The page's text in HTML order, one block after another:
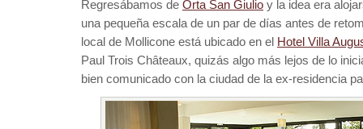
Regresábamos de Orta San Giulio y la idea era
una pequeña escala de un par de días antes de
local de Mollicone está ubicado en el Hotel Villa
Paul Trois Châteaux, quizás algo más lejos de lo
bien comunicado con la ciudad de la ex-residencia